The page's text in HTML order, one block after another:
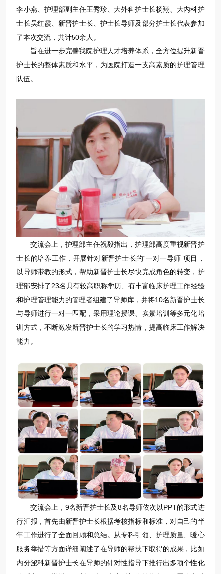
李小燕、护理部副主任王秀珍、大外科护士长杨翔、大内科护
士长吴红霞、新晋护士长、护士长导师及部分护士长代表参加
了本次交流，共计50余人。
旨在进一步完善我院护理人才培养体系，全方位提升新晋
护士长的整体素质和水平，为医院打造一支高素质的护理管理
队伍。
交流会上，护理部主任祝毅指出，护理部高度重视新晋护
士长的培养工作，开展针对新晋护士长的“一对一导师”项目，
以导师带教的形式，帮助新晋护士长尽快完成角色的转变，护
理部安排了23名具有较高职称学历、有丰富临床护理工作经验
和护理管理能力的管理者组建了导师库，并将10名新晋护士长
与导师进行一对一匹配，采用理论授课、实景培训等多元化培
训方式，不断激发新晋护士长的学习热情，提高临床工作解决
能力。
交流会上，9名新晋护士长及8名导师依次以PPT的形式进
行汇报，首先由新晋护士长根据考核指标和标准，对自己的半
年工作进行了全面回顾和总结。从专科引领、护理质量、暖心
服务举措等方面详细阐述了在导师的帮扶下取得的成果，比如
内分泌科新晋护士长在导师的针对性指导下推行出多项个性化